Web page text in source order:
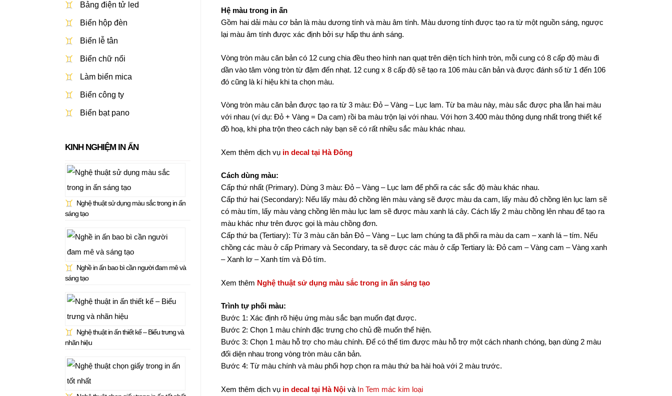
Hệ màu trong in ấn
Gồm hai dải màu cơ bản là màu dương tính và màu âm tính. Màu dương tính được tạo ra từ một nguồn sáng, ngược
lại màu âm tính được xác định bởi sự hấp thu ánh sáng.
Vòng tròn màu căn bản có 12 cung chia đều theo hình nan quạt trên diện tích hình tròn, mỗi cung có 8 cấp độ màu đi
dần vào tâm vòng tròn từ đậm đến nhạt. 12 cung x 8 cấp độ sẽ tạo ra 106 màu căn bản và được đánh số từ 1 đến 106
đó cũng là kí hiệu khi ta chọn màu.
Vòng tròn màu căn bản được tạo ra từ 3 màu: Đỏ – Vàng – Lục lam. Từ ba màu này, màu sắc được pha lẫn hai màu
với nhau (ví dụ: Đỏ + Vàng = Da cam) rồi ba màu trộn lại với nhau. Với hơn 3.400 màu thông dụng nhất trong thiết kế
đồ hoạ, khi pha trộn theo cách này bạn sẽ có rất nhiều sắc màu khác nhau.
Xem thêm dịch vụ in decal tại Hà Đông
Cách dùng màu:
Cấp thứ nhất (Primary). Dùng 3 màu: Đỏ – Vàng – Lục lam để phối ra các sắc độ màu khác nhau.
Cấp thứ hai (Secondary): Nếu lấy màu đỏ chồng lên màu vàng sẽ được màu da cam, lấy màu đỏ chồng lên lục lam sẽ
có màu tím, lấy màu vàng chồng lên màu lục lam sẽ được màu xanh lá cây. Cách lấy 2 màu chồng lên nhau để tạo ra
màu khác như trên được gọi là màu chồng đơn.
Cấp thứ ba (Tertiary): Từ 3 màu căn bản Đỏ – Vàng – Lục lam chúng ta đã phối ra màu da cam – xanh lá – tím. Nếu
chồng các màu ở cấp Primary và Secondary, ta sẽ được các màu ở cấp Tertiary là: Đỏ cam – Vàng cam – Vàng xanh
– Xanh lơ – Xanh tím và Đỏ tím.
Xem thêm Nghệ thuật sử dụng màu sắc trong in ấn sáng tạo
Trình tự phối màu:
Bước 1: Xác định rõ hiệu ứng màu sắc bạn muốn đạt được.
Bước 2: Chọn 1 màu chính đặc trưng cho chủ đề muốn thể hiện.
Bước 3: Chọn 1 màu hỗ trợ cho màu chính. Để có thể tìm được màu hỗ trợ một cách nhanh chóng, bạn dùng 2 màu
đối diện nhau trong vòng tròn màu căn bản.
Bước 4: Từ màu chính và màu phối hợp chọn ra màu thứ ba hài hoà với 2 màu trước.
Xem thêm dịch vụ in decal tại Hà Nội và In Tem mác kim loại
Bảng điện tử led
Biển hộp đèn
Biển lễ tân
Biển chữ nổi
Làm biển mica
Biển công ty
Biển bạt pano
KINH NGHIỆM IN ẤN
Nghệ thuật sử dụng màu sắc trong in ấn
sáng tạo
Nghề in ấn bao bì cần người đam mê và
sáng tạo
Nghệ thuật in ấn thiết kế – Biểu trưng và
nhãn hiệu